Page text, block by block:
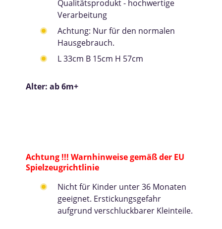
Qualitätsprodukt - hochwertige
Verarbeitung
Achtung: Nur für den normalen
Hausgebrauch.
L 33cm B 15cm H 57cm
Alter: ab 6m+
Achtung !!! Warnhinweise gemäß der EU
Spielzeugrichtlinie
Nicht für Kinder unter 36 Monaten
geeignet. Erstickungsgefahr
aufgrund verschluckbarer Kleinteile.